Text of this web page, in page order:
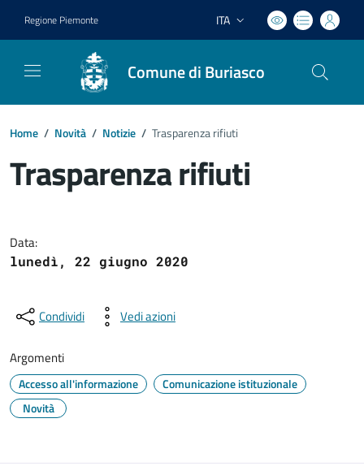
Regione Piemonte Lingua attiva:
ITA
Comune di Buriasco
Home / Novità / Notizie / Trasparenza rifiuti
Trasparenza rifiuti
Data:
lunedì, 22 giugno 2020
Condividi Vedi azioni
Argomenti
Accesso all'informazione
Comunicazione istituzionale
Novità